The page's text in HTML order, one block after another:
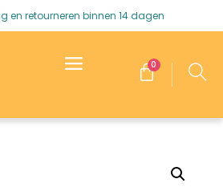
en retourneren binnen 14 dagen
0